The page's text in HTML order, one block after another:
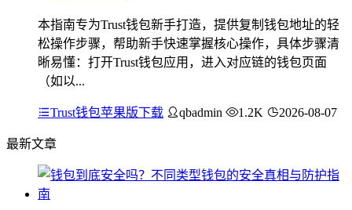
本指南专为Trust钱包新手打造，提供复制钱包地址的轻
松操作步骤，帮助新手快速掌握核心操作，具体步骤清
晰易懂：打开Trust钱包应用，进入对应链的钱包页面
（如以...
Trust钱包苹果版下载 qbadmin 1.2K 2026-08-07
最新文章